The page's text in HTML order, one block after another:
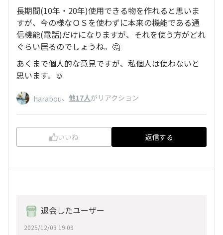
長期間(10年・20年)使用できる物を作れると思いま
すが、今の様なＯＳを使わずに本来の機能である通
信機能(電話)だけになりますが、それを使う方がどれ
ぐらい居るのでしょうね。🤔
あくまで個人的な意見ですが、私個人は使わないと
思います。☺️
harabou、 他17人がリアクション
いいね 返信する
退会したユーザー
2025/12/03 19:09